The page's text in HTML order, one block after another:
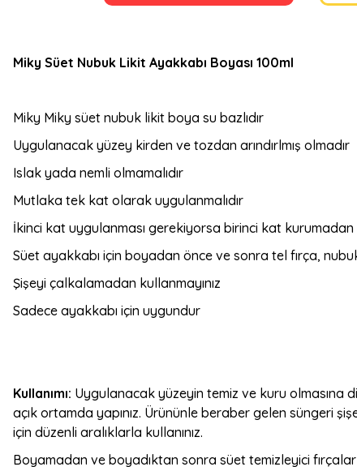
Miky Süet Nubuk Likit Ayakkabı Boyası 100ml
Miky Miky süet nubuk likit boya su bazlıdır
Uygulanacak yüzey kirden ve tozdan arındırlmış olmadır
Islak yada nemli olmamalıdır
Mutlaka tek kat olarak uygulanmalıdır
İkinci kat uygulanması gerekiyorsa birinci kat kurumadan
Süet ayakkabı için boyadan önce ve sonra tel fırça,
Şişeyi çalkalamadan kullanmayınız
Sadece ayakkabı için uygundur
Kullanımı: Uygulanacak yüzeyin temiz ve kuru olmasına
açık ortamda yapınız. Ürününle beraber gelen süngeri
için düzenli aralıklarla kullanınız.
Boyamadan ve boyadıktan sonra süet temizleyici